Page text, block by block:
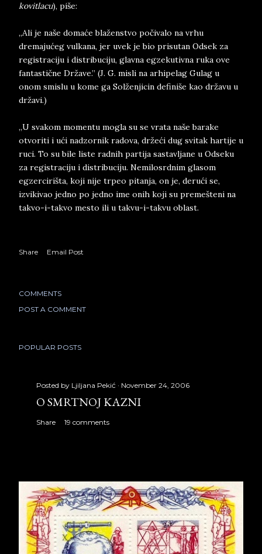
kovitlacu), piše:
„Ali je naše domaće blaženstvo počivalo na vrhu
dremajućeg vulkana, jer uvek je bio prisutan Odsek za
registraciju i distribuciju, glavna egzekutivna ruka ove
fantastične Države.” (J. G. misli na arhipelag Gulag u
onom smislu u kome ga Solženjicin definiše kao državu u
državi.)
„U svakom momentu mogla su se vrata naše barake
otvoriti i ući nadzornik radova, držeći dug svitak hartije u
ruci. To su bile liste radnih partija sastavljane u Odseku
za registraciju i distribuciju. Nemilosrdnim glasom
egzercirišta, koji nije trpeo pitanja, on je, derući se,
izvikivao jedno po jedno ime onih koji su premešteni na
takvo-i-takvo mesto ili u takvu-i-takvu oblast.
Share Email Post
COMMENTS
POST A COMMENT
POPULAR POSTS
Posted by Ljiljana Pekić November 24, 2006
O SMRTNOJ KAZNI
Share 19 comments